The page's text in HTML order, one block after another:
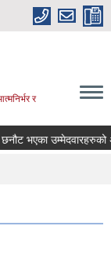
र
भएका उम्मेदवारहरुको